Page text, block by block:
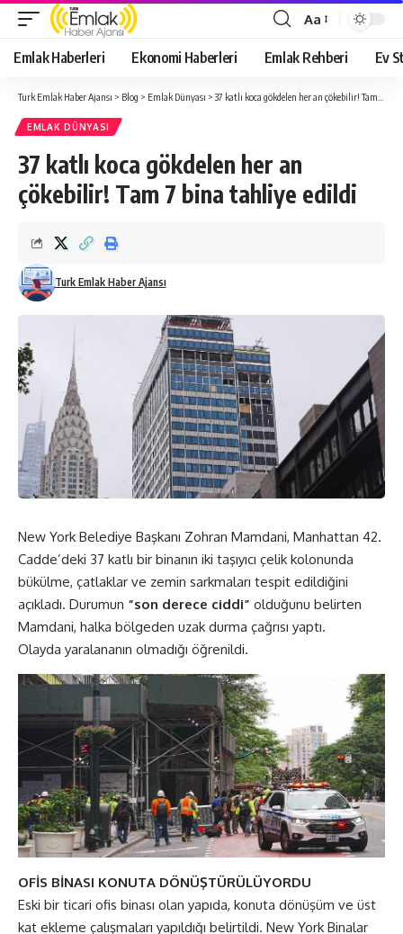
Yazı
Tipi
Boyutlandırıcı
Aa
Emlak Haberleri Ekonomi Haberleri Emlak Rehberi Ev
Turk Emlak Haber Ajansı > Blog > Emlak Dünyası > 37 katlı koca gökdelen her an çökebilir! Tam 7 bina tahliye edildi
EMLAK DÜNYASI
37 katlı koca gökdelen her an
çökebilir! Tam 7 bina tahliye edildi
Turk Emlak Haber Ajansı
New York Belediye Başkanı Zohran Mamdani, Manhattan 42.
Cadde’deki 37 katlı bir binanın iki taşıyıcı çelik kolonunda
bükülme, çatlaklar ve zemin sarkmaları tespit edildiğini
açıkladı. Durumun “son derece ciddi” olduğunu belirten
Mamdani, halka bölgeden uzak durma çağrısı yaptı.
Olayda yaralananın olmadığı öğrenildi.
OFİS BİNASI KONUTA DÖNÜŞTÜRÜLÜYORDU
Eski bir ticari ofis binası olan yapıda, konuta dönüşüm ve üst
kat ekleme çalışmaları yapıldığı belirtildi. New York Binalar